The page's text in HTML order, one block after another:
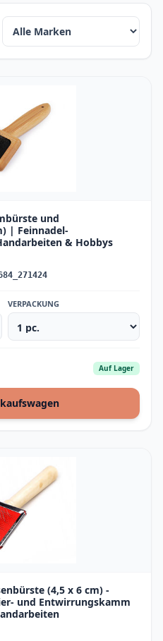
und
| Feinnadel-
& Hobbys
VERPACKUNG
Auf Lager
(4,5 x 6 cm) -
und Entwirrungskamm